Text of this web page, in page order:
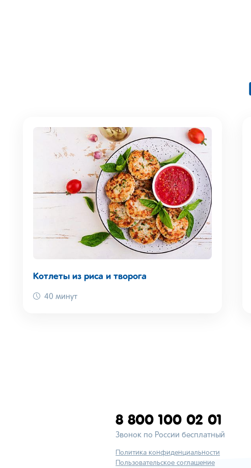
Котлеты из риса и творога
40 минут
8 800 100 02 01
Звонок по России бесплатный
Политика конфиденциальности
Пользовательское соглашение